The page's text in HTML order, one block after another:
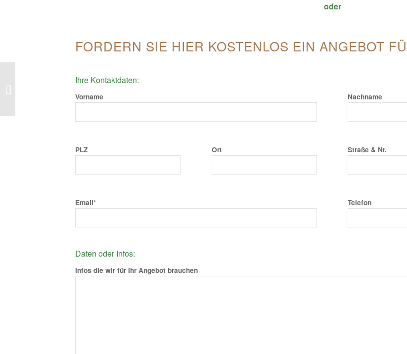
oder
FORDERN SIE HIER KOSTENLOS EIN ANGEBOT
Ihre Kontaktdaten:
Vorname Nachname
PLZ Ort Straße & Nr.
Email* Telefon
Daten oder Infos:
Infos die wir für Ihr Angebot brauchen